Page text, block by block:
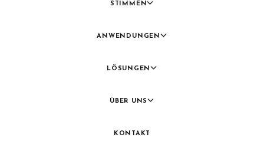
STIMMEN
ANWENDUNGEN
LÖSUNGEN
ÜBER UNS
KONTAKT